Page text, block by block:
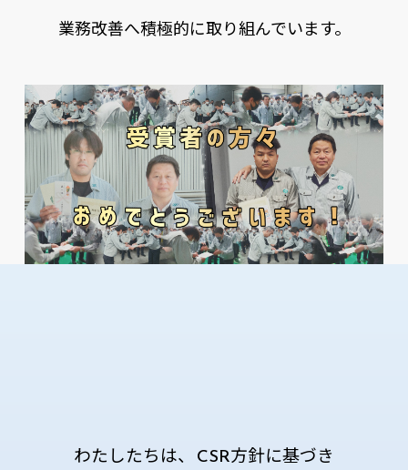
業務改善へ積極的に取り組んでいます。
わたしたちは、 CSR方針に基づき